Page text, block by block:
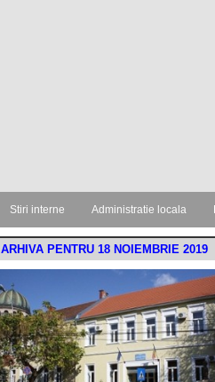
Stiri interne Administratie locala
ARHIVA PENTRU 18 NOIEMBRIE 2019